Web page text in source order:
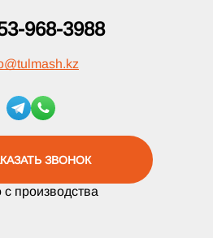
968-3988
@tulmash.kz
ЗВОНОК
производства